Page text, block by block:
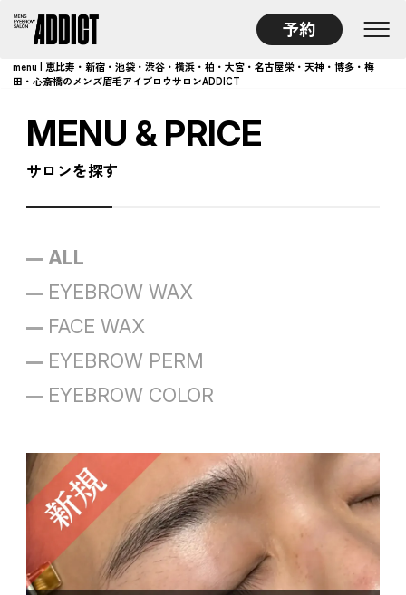
予約
menu | 恵比寿・新宿・池袋・渋谷・横浜・柏・大宮・名古屋栄・天神・博多・梅
田・心斎橋のメンズ眉毛アイブロウサロンADDICT
MENU & PRICE
サロンを探す
ALL
EYEBROW WAX
FACE WAX
EYEBROW PERM
EYEBROW COLOR